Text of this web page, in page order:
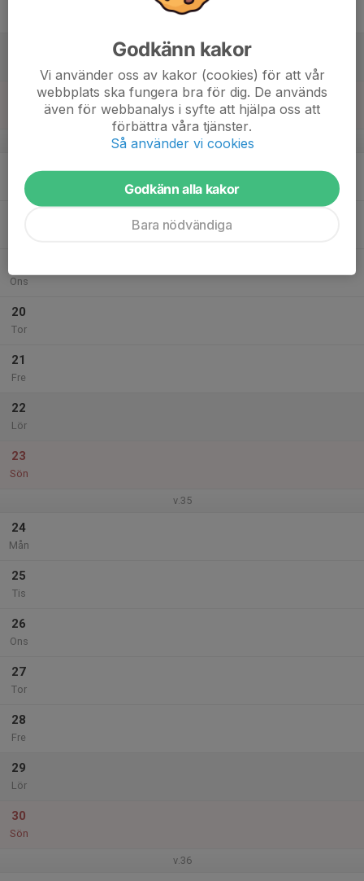
v.34
Mån
Ons
20
Tor
21
Fre
22
Lör
23
Sön
v.35
24
Mån
25
Tis
26
Ons
27
Tor
28
Fre
29
Lör
30
Sön
v.36
Godkänn kakor
Vi använder oss av kakor (cookies) för att vår
webbplats ska fungera bra för dig. De används
även för webbanalys i syfte att hjälpa oss att
förbättra våra tjänster.
Så använder vi cookies
Godkänn alla kakor
Bara nödvändiga